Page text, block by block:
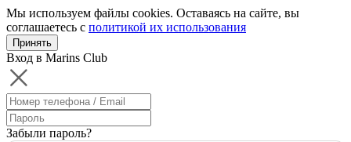
Мы используем файлы cookies. Оставаясь на сайте, вы
соглашаетесь с политикой их использования
Принять
Вход в Marins Club
Забыли пароль?